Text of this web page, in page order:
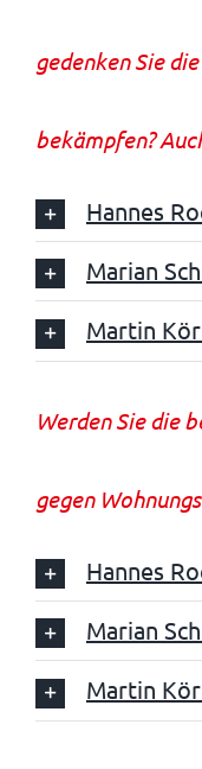
gedenken Sie
bekämpfen?
Hannes
Marian
Martin
Werden Sie die
gegen
Hannes
Marian
Martin